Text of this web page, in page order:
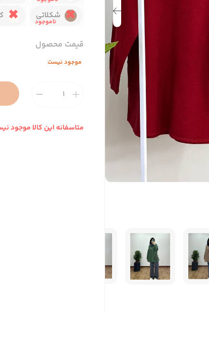
شکلاتی
قیمت محصول
موجود نیست
متاسفانه این کالا موجود